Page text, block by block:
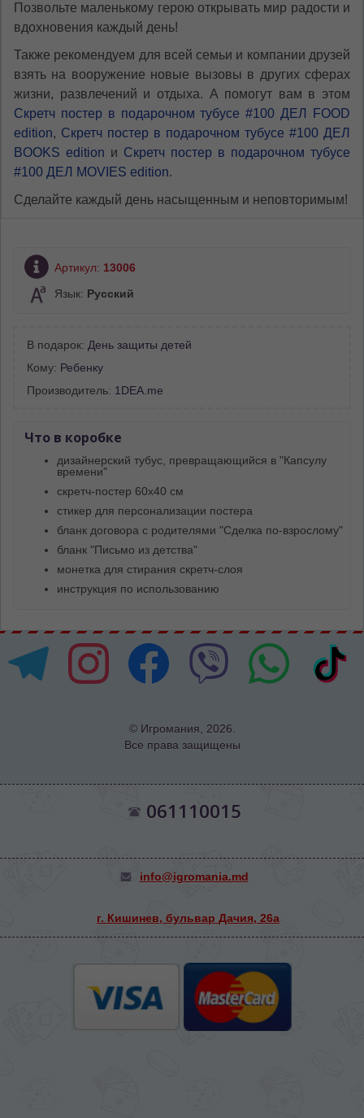
Позвольте маленькому герою открывать мир радости и
вдохновения каждый день!
Также рекомендуем для всей семьи и компании друзей
взять на вооружение новые вызовы в других сферах
жизни, развлечений и отдыха. А помогут вам в этом
Скретч постер в подарочном тубусе #100 ДЕЛ FOOD
edition, Скретч постер в подарочном тубусе #100 ДЕЛ
BOOKS edition и Скретч постер в подарочном тубусе
#100 ДЕЛ MOVIES edition.
Сделайте каждый день насыщенным и неповторимым!
Артикул: 13006
Язык: Русский
В подарок: День защиты детей
Кому: Ребенку
Производитель: 1DEA.me
Что в коробке
дизайнерский тубус, превращающийся в "Капсулу
времени"
скретч-постер 60х40 см
стикер для персонализации постера
бланк договора с родителями "Сделка по-взрослому"
бланк "Письмо из детства"
монетка для стирания скретч-слоя
инструкция по использованию
© Игромания, 2026.
Все права защищены
061110015
info@igromania.md
г. Кишинев, бульвар Дачия, 26а